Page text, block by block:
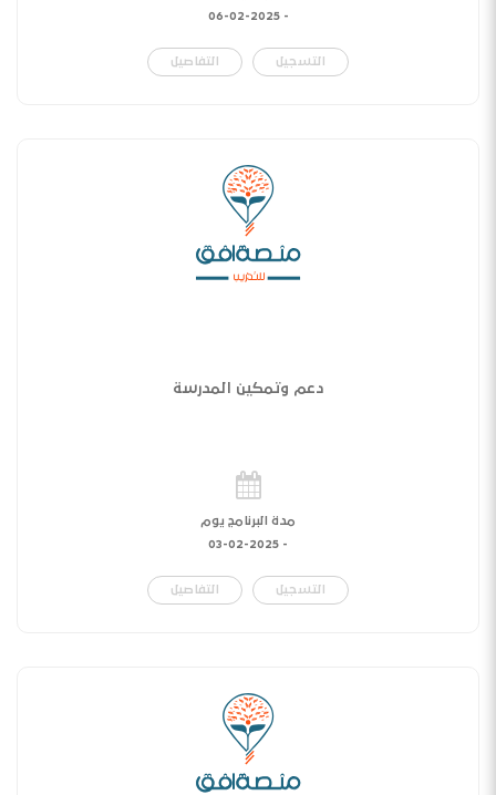
-
06-02-2025
التسجيل التفاصيل
دعم وتمكين المدرسة
مدة البرنامج يوم
-
03-02-2025
التسجيل التفاصيل